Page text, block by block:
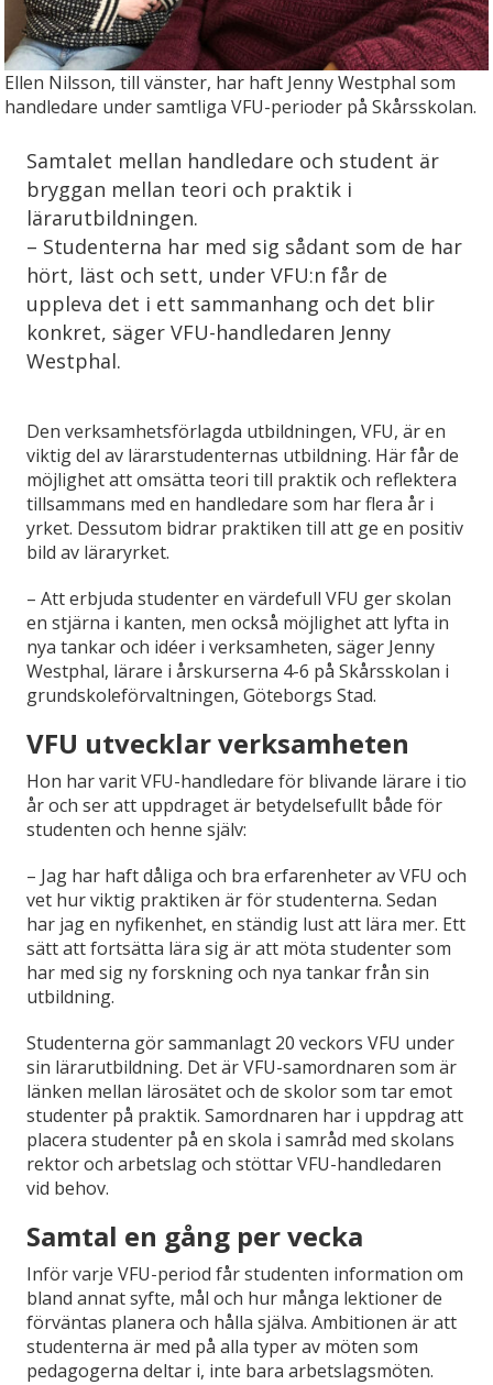
Ellen Nilsson, till vänster, har haft Jenny Westphal som
handledare under samtliga VFU-perioder på Skårsskolan.
Samtalet mellan handledare och student är
bryggan mellan teori och praktik i
lärarutbildningen.
– Studenterna har med sig sådant som de har
hört, läst och sett, under VFU:n får de
uppleva det i ett sammanhang och det blir
konkret, säger VFU-handledaren Jenny
Westphal.
Den verksamhetsförlagda utbildningen, VFU, är en
viktig del av lärarstudenternas utbildning. Här får de
möjlighet att omsätta teori till praktik och reflektera
tillsammans med en handledare som har flera år i
yrket. Dessutom bidrar praktiken till att ge en positiv
bild av läraryrket.
– Att erbjuda studenter en värdefull VFU ger skolan
en stjärna i kanten, men också möjlighet att lyfta in
nya tankar och idéer i verksamheten, säger Jenny
Westphal, lärare i årskurserna 4-6 på Skårsskolan i
grundskoleförvaltningen, Göteborgs Stad.
VFU utvecklar verksamheten
Hon har varit VFU-handledare för blivande lärare i tio
år och ser att uppdraget är betydelsefullt både för
studenten och henne själv:
– Jag har haft dåliga och bra erfarenheter av VFU och
vet hur viktig praktiken är för studenterna. Sedan
har jag en nyfikenhet, en ständig lust att lära mer. Ett
sätt att fortsätta lära sig är att möta studenter som
har med sig ny forskning och nya tankar från sin
utbildning.
Studenterna gör sammanlagt 20 veckors VFU under
sin lärarutbildning. Det är VFU-samordnaren som är
länken mellan lärosätet och de skolor som tar emot
studenter på praktik. Samordnaren har i uppdrag att
placera studenter på en skola i samråd med skolans
rektor och arbetslag och stöttar VFU-handledaren
vid behov.
Samtal en gång per vecka
Inför varje VFU-period får studenten information om
bland annat syfte, mål och hur många lektioner de
förväntas planera och hålla själva. Ambitionen är att
studenterna är med på alla typer av möten som
pedagogerna deltar i, inte bara arbetslagsmöten.